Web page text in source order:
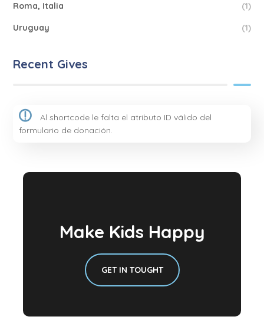
Roma, Italia (1)
Uruguay (1)
Recent Gives
Al shortcode le falta el atributo ID válido del
formulario de donación.
Make Kids Happy
GET IN TOUGHT